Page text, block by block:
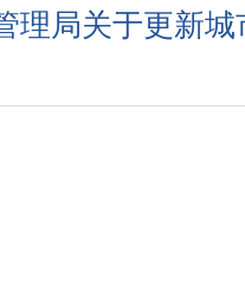
理局关于更新